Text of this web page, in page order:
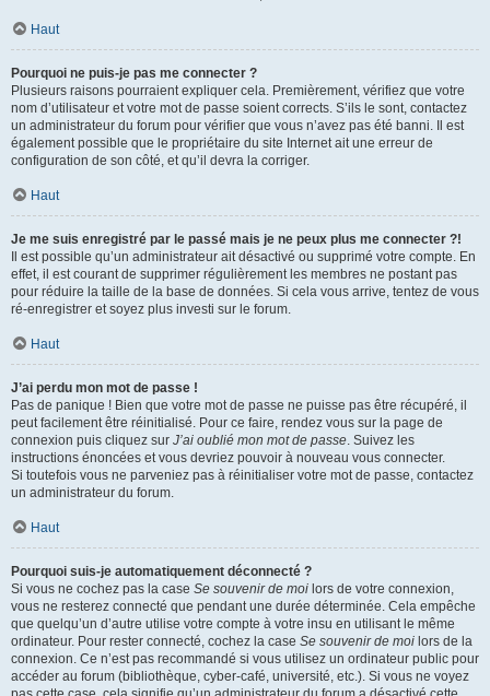
Haut
Pourquoi ne puis-je pas me connecter ?
Plusieurs raisons pourraient expliquer cela. Premièrement, vérifiez que votre
nom d’utilisateur et votre mot de passe soient corrects. S’ils le sont, contactez
un administrateur du forum pour vérifier que vous n’avez pas été banni. Il est
également possible que le propriétaire du site Internet ait une erreur de
configuration de son côté, et qu’il devra la corriger.
Haut
Je me suis enregistré par le passé mais je ne peux plus me connecter ?!
Il est possible qu’un administrateur ait désactivé ou supprimé votre compte. En
effet, il est courant de supprimer régulièrement les membres ne postant pas
pour réduire la taille de la base de données. Si cela vous arrive, tentez de vous
ré-enregistrer et soyez plus investi sur le forum.
Haut
J’ai perdu mon mot de passe !
Pas de panique ! Bien que votre mot de passe ne puisse pas être récupéré, il
peut facilement être réinitialisé. Pour ce faire, rendez vous sur la page de
connexion puis cliquez sur J’ai oublié mon mot de passe. Suivez les
instructions énoncées et vous devriez pouvoir à nouveau vous connecter.
Si toutefois vous ne parveniez pas à réinitialiser votre mot de passe, contactez
un administrateur du forum.
Haut
Pourquoi suis-je automatiquement déconnecté ?
Si vous ne cochez pas la case Se souvenir de moi lors de votre connexion,
vous ne resterez connecté que pendant une durée déterminée. Cela empêche
que quelqu’un d’autre utilise votre compte à votre insu en utilisant le même
ordinateur. Pour rester connecté, cochez la case Se souvenir de moi lors de la
connexion. Ce n’est pas recommandé si vous utilisez un ordinateur public pour
accéder au forum (bibliothèque, cyber-café, université, etc.). Si vous ne voyez